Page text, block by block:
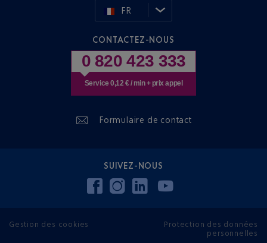
FR
CONTACTEZ-NOUS
0 820 423 333
Service 0,12 € / min + prix appel
Formulaire de contact
SUIVEZ-NOUS
Gestion des cookies
Protection des données
personnelles